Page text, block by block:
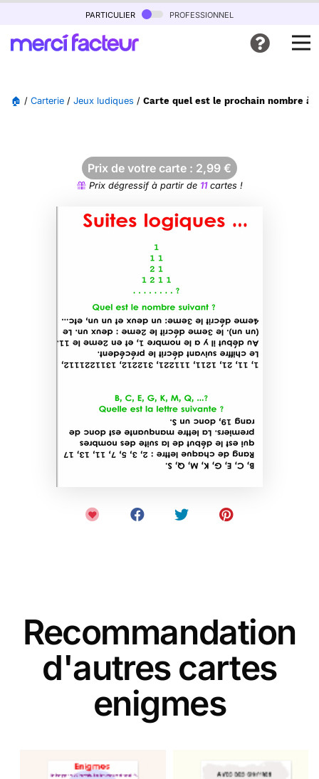
particulier professionnel
🏠 / Carterie / Jeux ludiques / Carte quel est le prochain nombre à
Prix de votre carte : 2,99 €
Prix dégressif à partir de 11cartes !
Recommandation
d'autres cartes
enigmes